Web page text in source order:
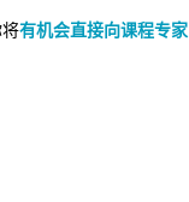
有机会直接向课程专家